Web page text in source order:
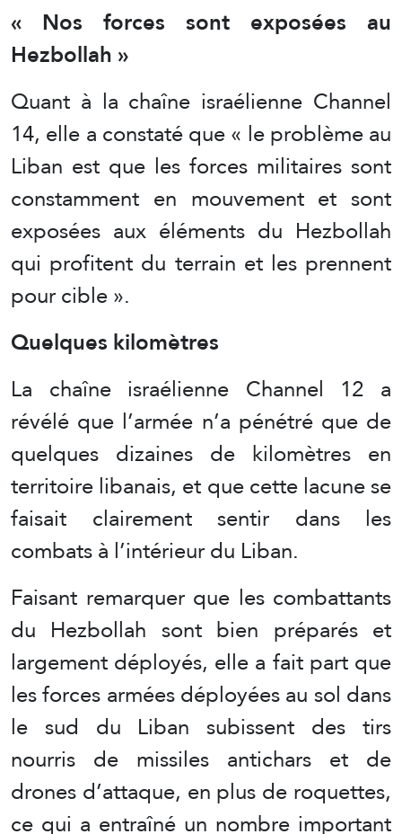
« Nos forces sont exposées au
Hezbollah »
Quant à la chaîne israélienne Channel
14, elle a constaté que « le problème au
Liban est que les forces militaires sont
constamment en mouvement et sont
exposées aux éléments du Hezbollah
qui profitent du terrain et les prennent
pour cible ».
Quelques kilomètres
La chaîne israélienne Channel 12 a
révélé que l’armée n’a pénétré que de
quelques dizaines de kilomètres en
territoire libanais, et que cette lacune se
faisait clairement sentir dans les
combats à l’intérieur du Liban.
Faisant remarquer que les combattants
du Hezbollah sont bien préparés et
largement déployés, elle a fait part que
les forces armées déployées au sol dans
le sud du Liban subissent des tirs
nourris de missiles antichars et de
drones d’attaque, en plus de roquettes,
ce qui a entraîné un nombre important